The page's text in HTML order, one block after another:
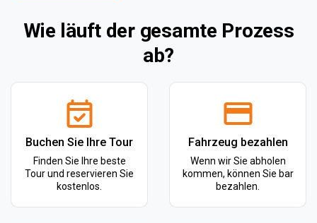
Wie läuft der gesamte Prozess
ab?
Buchen Sie Ihre Tour
Finden Sie Ihre beste
Tour und reservieren Sie
kostenlos.
Fahrzeug bezahlen
Wenn wir Sie abholen
kommen, können Sie bar
bezahlen.